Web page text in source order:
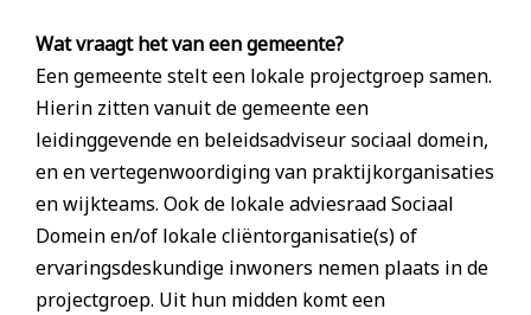
Wat vraagt het van een gemeente?
Een gemeente stelt een lokale projectgroep samen.
Hierin zitten vanuit de gemeente een
leidinggevende en beleidsadviseur sociaal domein,
en en vertegenwoordiging van praktijkorganisaties
en wijkteams. Ook de lokale adviesraad Sociaal
Domein en/of lokale cliëntorganisatie(s) of
ervaringsdeskundige inwoners nemen plaats in de
projectgroep. Uit hun midden komt een